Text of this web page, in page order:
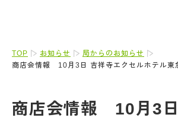
TOP お知らせ
局からのお知らせ
商店会情報 10月3日 吉祥寺エクセルホテル
商店会情報 10月3